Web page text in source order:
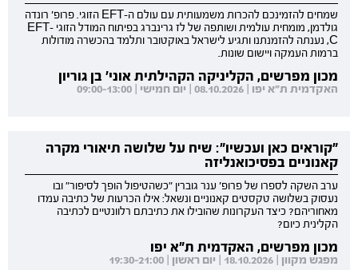
שמחים להזמינכם להכרות משמעותית עם עולם ה-EFT הזוגי. פרופ' רונדה
גולדמן, מומחית עולמית ושותפה של לז גרינברג בפיתוח המודל הזוגי EFT-
C, נענתה להזמנתנו ותגיע לישראל באוקטובר ותלמד בהכשרה מודולות
ברמות העמקה ויישום שונות.
מכון מפרשים, הקליניקה הקהילתית אוני' בן גוריון
האקדמית ת"א יפו | 08.10.2026 | יום חמישי | 09:00-13:00
"קוראים כאן ועכשיו": שיח על שלושה תיאורי מקרה
קאנוניים בפסיכואנליזה
ערב השקה לספרו של פרופ' ענר גוברין "כשהטיפול הופך לסיפור" ובו
נעסוק בשלושה טקסטים קאנוניים ונשאל: אילו הכרעות של כתיבה עמדו
מאחוריהם? כיצד העקרונות שהובילו את כתיבתם רלוונטיים לכתיבה
הקלינית כיום?
מכון מפרשים, האקדמית ת"א יפו
מפגש מקוון | 18.10.2026 | יום ראשון | 19:30-21:00